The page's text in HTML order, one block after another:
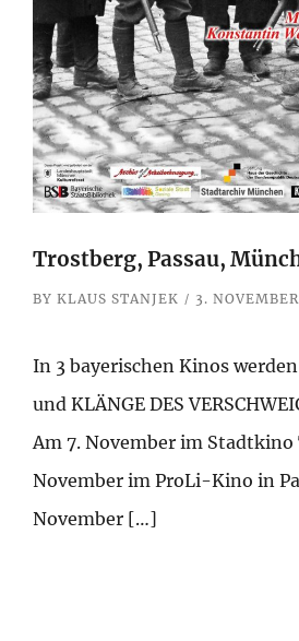
Trostberg, Passau,
BY KLAUS STANJEK 3.
In 3 bayerischen Kinos werden
und KLÄNGE DES
Am 7. November im Stadtkino
November im ProLi-Kino in
November […]